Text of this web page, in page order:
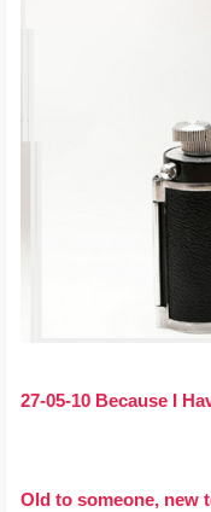
27-05-10 Because I
Old to someone, new